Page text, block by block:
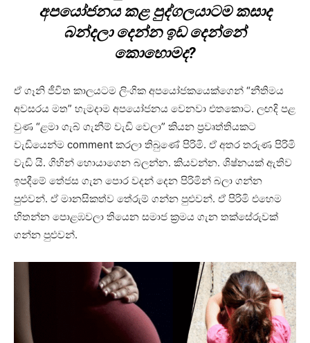
අපයෝජනය කළ පුද්ගලයාටම කසාද
බන්දලා දෙන්න ඉඩ දෙන්නේ
කොහොමද?
ඒ ගෑනි ජීවිත කාලයටම ලිංගික අපයෝජකයෙක්ගෙන් “නීතිමය
අවසරය මත” හැමදාම අපයෝජනය වෙනවා එතකොට. ලඟදි පළ
වුණ “ළමා ගැබ් ගැනීම් වැඩි වෙලා” කියන ප්‍රවෘත්තියකට
වැඩියෙන්ම comment කරලා තිබුණේ පිරිමි. ඒ අතර තරුණ පිරිමි
වැඩි යි. ගිහින් හොයාගෙන බලන්න. කියවන්න. ශිෂ්නයක් ඇතිව
ඉපදීමේ තේජස ගැන පොර වදන් දෙන පිරිමින් බලා ගන්න
පුළුවන්. ඒ මානසිකත්ව තේරුම් ගන්න පුළුවන්. ඒ පිරිමි එහෙම
හිතන්න පොළඹවලා තියෙන සමාජ ක්‍රමය ගැන තක්සේරුවක්
ගන්න පුළුවන්.